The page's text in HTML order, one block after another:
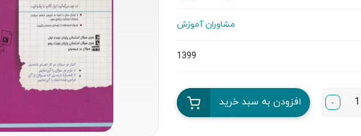
مشاوران آموزش
1399
- افزودن به سبد خرید